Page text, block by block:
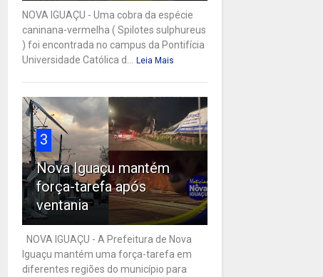
NOVA IGUAÇU - Uma cobra da espécie
caninana-vermelha ( Spilotes sulphureus
) foi encontrada no campus da Pontifícia
Universidade Católica d...
Leia Mais
3
Nova Iguaçu mantém
força-tarefa após
ventania
NOVA IGUAÇU - A Prefeitura de Nova
Iguaçu mantém uma força-tarefa em
diferentes regiões do município para